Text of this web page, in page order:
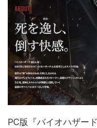
PC版『バイオハザー